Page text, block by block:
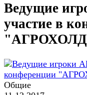
Ведущие
участие в
Общие